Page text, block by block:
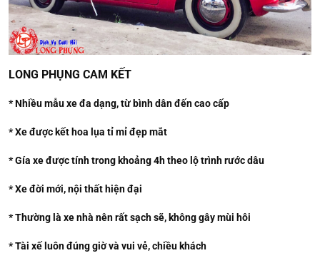
LONG PHỤNG CAM KẾT
* Nhiều mẫu xe đa dạng, từ bình dân đến cao cấp
* Xe được kết hoa lụa tỉ mỉ đẹp mắt
* Gía xe được tính trong khoảng 4h theo lộ trình rước dâu
* Xe đời mới, nội thất hiện đại
* Thường là xe nhà nên rất sạch sẽ, không gây mùi hôi
* Tài xế luôn đúng giờ và vui vẻ, chiều khách